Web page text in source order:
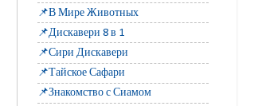
📌В Мире Животных
📌Дискавери 8 в 1
📌Сири Дискавери
📌Тайское Сафари
📌Знакомство с Сиамом